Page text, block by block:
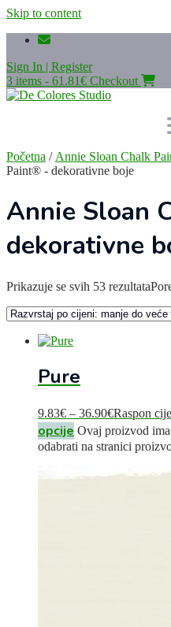
Skip to content
Sign In | Register
3 items - 61.81€ Checkout
Početna / Annie Sloan Chalk
Paint® - dekorativne boje
Annie Sloan
dekorativne
Prikazuje se svih 53 rezultata
Pure
9.83€ – 36.90€Raspon
opcije Ovaj proizvod
odabrati na stranici